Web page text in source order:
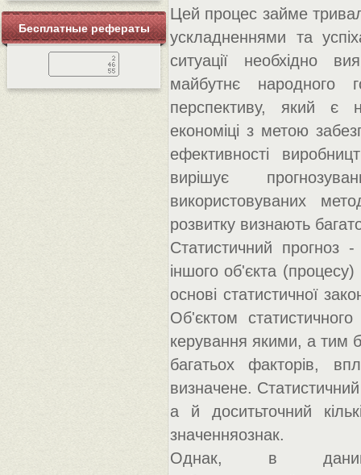
Бесплатные рефераты
Цей процес займе
ускладненнями та
ситуації необхідно
майбутнє народного
перспективу, який є
економіці з метою
ефективності
вирішує
використовуваних
розвитку визнають
Статистичний прогноз
іншого об'єкта
основі статистичної
Об'єктом
керування якими, а тим
багатьох факторів,
визначене.
а й доситьточний
значенняознак.
Однак, в даний